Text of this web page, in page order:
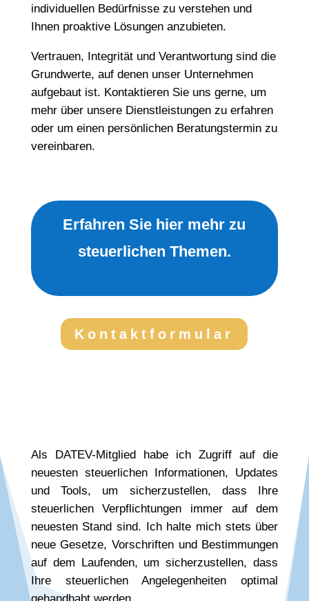
individuellen Bedürfnisse zu verstehen und
Ihnen proaktive Lösungen anzubieten.
Vertrauen, Integrität und Verantwortung sind die
Grundwerte, auf denen unser Unternehmen
aufgebaut ist. Kontaktieren Sie uns gerne, um
mehr über unsere Dienstleistungen zu erfahren
oder um einen persönlichen Beratungstermin zu
vereinbaren.
Erfahren Sie hier mehr zu
steuerlichen Themen.
Kontaktformular
Als DATEV-Mitglied habe ich Zugriff auf die
neuesten steuerlichen Informationen, Updates
und Tools, um sicherzustellen, dass Ihre
steuerlichen Verpflichtungen immer auf dem
neuesten Stand sind. Ich halte mich stets über
neue Gesetze, Vorschriften und Bestimmungen
auf dem Laufenden, um sicherzustellen, dass
Ihre steuerlichen Angelegenheiten optimal
gehandhabt werden.